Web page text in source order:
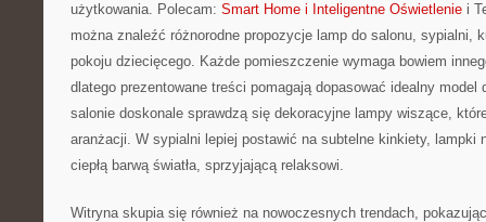
użytkowania. Polecam: Smart Home i Inteligentne Oświetlenie i
można znaleźć różnorodne propozycje lamp do salonu, sypialni,
pokoju dziecięcego. Każde pomieszczenie wymaga bowiem
dlatego prezentowane treści pomagają dopasować idealny model
salonie doskonale sprawdzą się dekoracyjne lampy wiszące,
aranżacji. W sypialni lepiej postawić na subtelne kinkiety, lampki
ciepłą barwą światła, sprzyjającą relaksowi.
Witryna skupia się również na nowoczesnych trendach,